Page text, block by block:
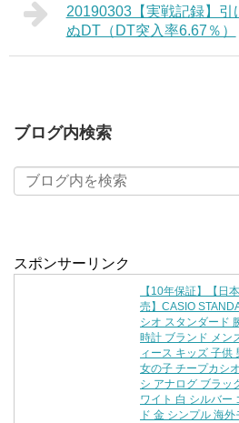
20190303【実戦記録】引
ぬDT（DT突入率6.67％）
ブログ内検索
スポンサーリンク
【10年保証】【日
売】CASIO
シオ スタンダード
時計 ブランド メン
ィース キッズ 子供
女の子 チープカシ
シ アナログ ブラッ
ワイト 白 シルバー
ド 金 シンプル 海外